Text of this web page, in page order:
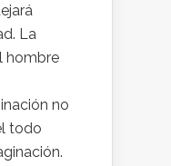
La
hombre
no
todo